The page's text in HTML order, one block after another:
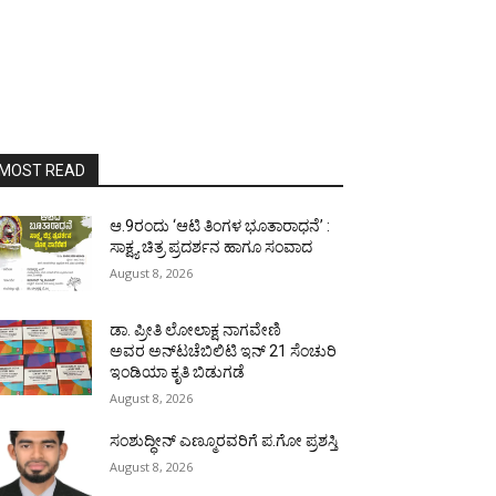
READ
ಆ.9ರಂದು ‘ಆಟಿ ತಿಂಗಳ ಭೂತಾರಾಧನೆ’ :
ಸಾಕ್ಷ್ಯ ಚಿತ್ರ ಪ್ರದರ್ಶನ ಹಾಗೂ ಸಂವಾದ
August 8, 2026
ಡಾ. ಪ್ರೀತಿ ಲೋಲಾಕ್ಷ ನಾಗವೇಣಿ
ಅವರ ಅನ್‌ಟಚೆಬಿಲಿಟಿ ಇನ್ 21 ಸೆಂಚುರಿ
ಇಂಡಿಯಾ ಕೃತಿ ಬಿಡುಗಡೆ
August 8, 2026
ಸಂಶುದ್ಧೀನ್ ಎಣ್ಮೂರವರಿಗೆ ಪ.ಗೋ ಪ್ರಶಸ್ತಿ
August 8, 2026